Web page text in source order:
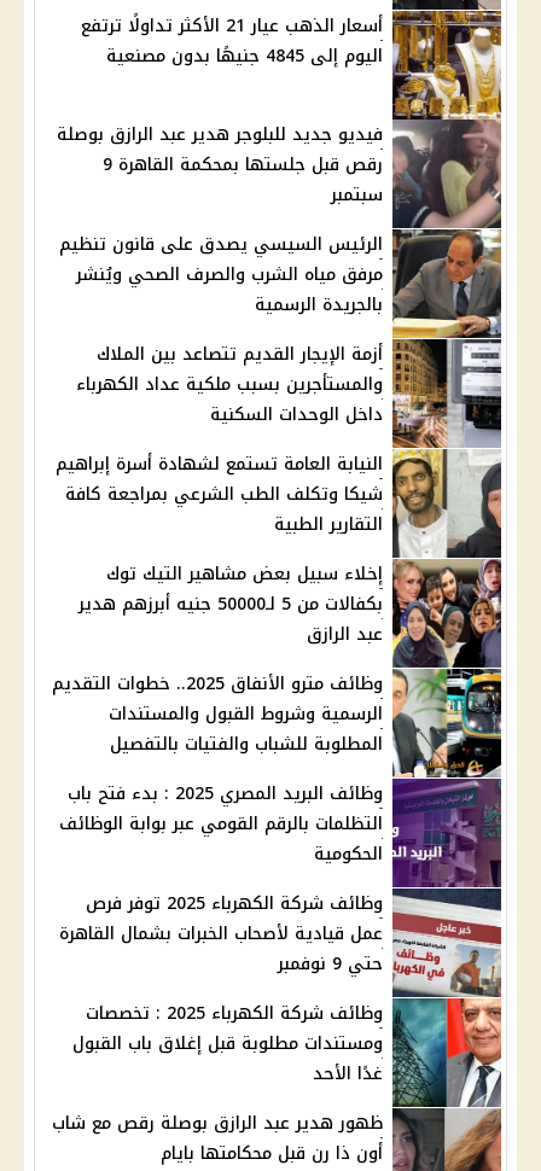
أسعار الذهب عيار 21 الأكثر تداولًا ترتفع
اليوم إلى 4845 جنيهًا بدون مصنعية
فيديو جديد للبلوجر هدير عبد الرازق بوصلة
رقص قبل جلستها بمحكمة القاهرة 9
سبتمبر
الرئيس السيسي يصدق على قانون تنظيم
مرفق مياه الشرب والصرف الصحي ويُنشر
بالجريدة الرسمية
أزمة الإيجار القديم تتصاعد بين الملاك
والمستأجرين بسبب ملكية عداد الكهرباء
داخل الوحدات السكنية
النيابة العامة تستمع لشهادة أسرة إبراهيم
شيكا وتكلف الطب الشرعي بمراجعة كافة
التقارير الطبية
إخلاء سبيل بعض مشاهير التيك توك
بكفالات من 5 لـ50000 جنيه أبرزهم هدير
عبد الرازق
وظائف مترو الأنفاق 2025.. خطوات التقديم
الرسمية وشروط القبول والمستندات
المطلوبة للشباب والفتيات بالتفصيل
وظائف البريد المصري 2025 : بدء فتح باب
التظلمات بالرقم القومي عبر بوابة الوظائف
الحكومية
وظائف شركة الكهرباء 2025 توفر فرص
عمل قيادية لأصحاب الخبرات بشمال القاهرة
حتي 9 نوفمبر
وظائف شركة الكهرباء 2025 : تخصصات
ومستندات مطلوبة قبل إغلاق باب القبول
غدًا الأحد
ظهور هدير عبد الرازق بوصلة رقص مع شاب
أون ذا رن قبل محكامتها بايام